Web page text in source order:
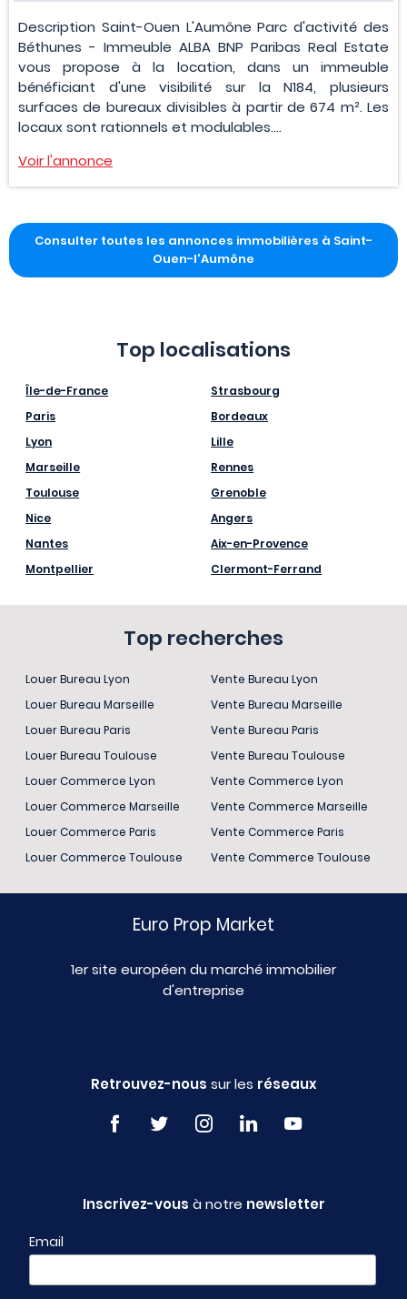
Description Saint-Ouen L'Aumône Parc d'activité des
Béthunes - Immeuble ALBA BNP Paribas Real Estate
vous propose à la location, dans un immeuble
bénéficiant d'une visibilité sur la N184, plusieurs
surfaces de bureaux divisibles à partir de 674 m². Les
locaux sont rationnels et modulables....
Voir l'annonce
Consulter toutes les annonces immobilières à Saint-
Ouen-l'Aumône
Top localisations
Île-de-France
Paris
Lyon
Marseille
Toulouse
Nice
Nantes
Montpellier
Strasbourg
Bordeaux
Lille
Rennes
Grenoble
Angers
Aix-en-Provence
Clermont-Ferrand
Top recherches
Louer Bureau Lyon
Louer Bureau Marseille
Louer Bureau Paris
Louer Bureau Toulouse
Louer Commerce Lyon
Louer Commerce Marseille
Louer Commerce Paris
Louer Commerce Toulouse
Vente Bureau Lyon
Vente Bureau Marseille
Vente Bureau Paris
Vente Bureau Toulouse
Vente Commerce Lyon
Vente Commerce Marseille
Vente Commerce Paris
Vente Commerce Toulouse
Euro Prop Market
1er site européen du marché immobilier
d'entreprise
Retrouvez-nous sur les réseaux
Inscrivez-vous à notre newsletter
Email